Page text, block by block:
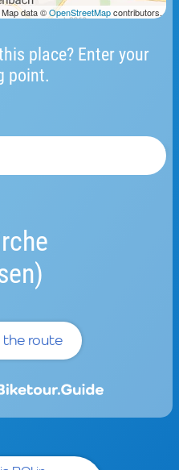
place? Enter your
point.
route
Map data ©OpenStreetMapcontributors.